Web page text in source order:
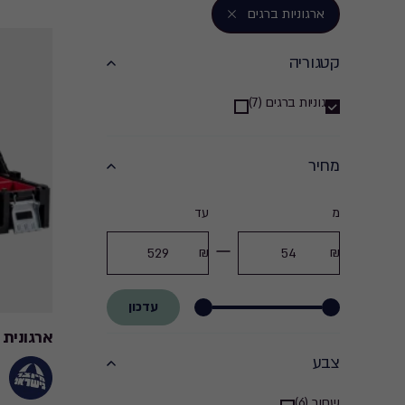
ארגוניות ברגים
קטגוריה
קטגוריה
filter
ארגוניות ברגים (7)
מחיר
מחיר
filter
מ
מינמום
עד
מקסימום
עדכון
צבע
ארגונית